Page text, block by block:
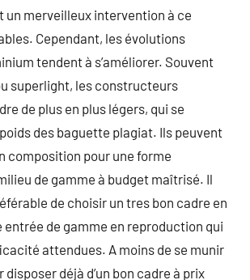
un merveilleux intervention à ce
Cependant, les évolutions
tendent à s’améliorer. Souvent
superlight, les constructeurs
de plus en plus légers, qui se
des baguette plagiat. Ils peuvent
composition pour une forme
de gamme à budget maîtrisé. Il
de choisir un tres bon cadre en
entrée de gamme en reproduction qui
attendues. A moins de se munir
disposer déjà d’un bon cadre à prix